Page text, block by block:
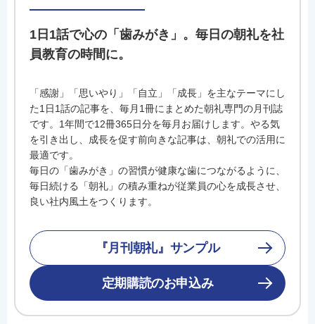
1日1話で心の「歯みがき」。毎日の朝礼を社
員教育の時間に。
「感謝」「思いやり」「自立」「成長」を主なテーマにし
た1日1話の記事を、毎月1冊にまとめた朝礼専門の月刊誌
です。1年間で12冊365日分を毎月お届けします。やる気
を引き出し、成長を促す前向きな記事は、朝礼での活用に
最適です。
毎日の「歯みがき」の習慣が健康な歯につながるように、
毎日続ける「朝礼」の積み重ねが従業員の心を成長させ、
良い社内風土をつくります。
『月刊朝礼』サンプル
定期購読のお申込み